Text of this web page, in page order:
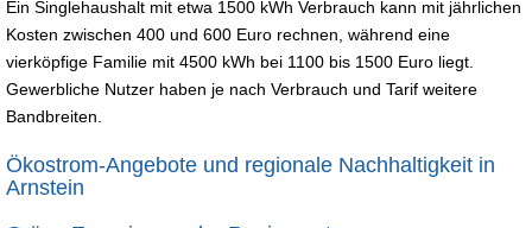
Ein Singlehaushalt mit etwa 1500 kWh Verbrauch kann mit jährlichen
Kosten zwischen 400 und 600 Euro rechnen, während eine
vierköpfige Familie mit 4500 kWh bei 1100 bis 1500 Euro liegt.
Gewerbliche Nutzer haben je nach Verbrauch und Tarif weitere
Bandbreiten.
Ökostrom-Angebote und regionale Nachhaltigkeit in
Arnstein